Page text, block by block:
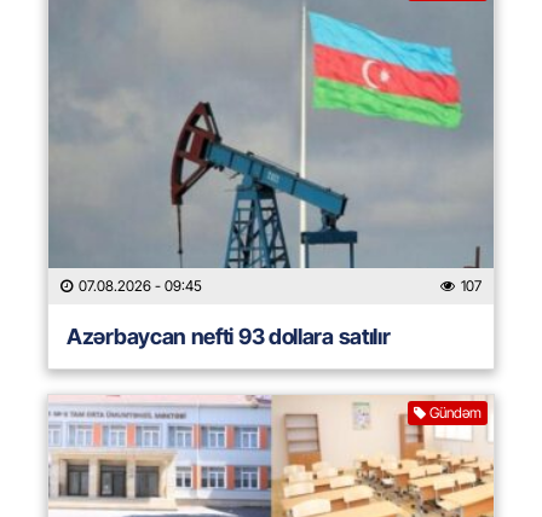
07.08.2026 - 09:45 107
Azərbaycan nefti 93 dollara satılır
Gündəm